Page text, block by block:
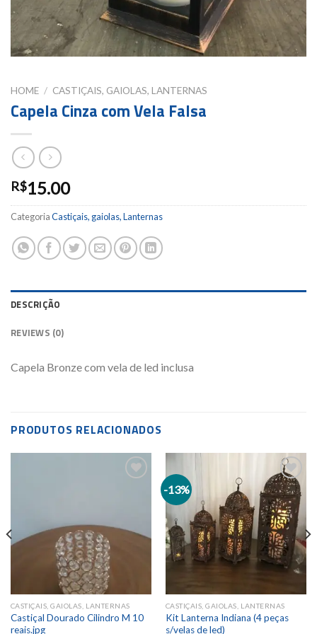
HOME / CASTIÇAIS, GAIOLAS, LANTERNAS
Capela Cinza com Vela Falsa
R$15.00
CategoriaCastiçais, gaiolas, Lanternas
DESCRIÇÃO
REVIEWS (0)
Capela Bronze com vela de led inclusa
PRODUTOS RELACIONADOS
CASTIÇAIS, GAIOLAS, LANTERNAS
Castiçal Dourado Cilindro M 10
reais.jpg
-13%
Add to
wishlist
CASTIÇAIS, GAIOLAS, LANTERNAS
Kit Lanterna Indiana (4 peças
s/velas de led)